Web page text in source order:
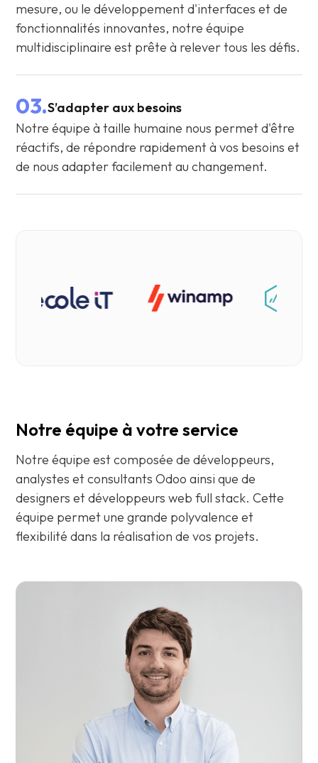
mesure, ou le développement d'interfaces et de
fonctionnalités innovantes, notre équipe
multidisciplinaire est prête à relever tous les défis.
03.S’adapter aux besoins
Notre équipe à taille humaine nous permet d'être
réactifs, de répondre rapidement à vos besoins et
de nous adapter facilement au changement.
Notre équipe à votre service
Notre équipe est composée de développeurs,
analystes et consultants Odoo ainsi que de
designers et développeurs web full stack. Cette
équipe permet une grande polyvalence et
flexibilité dans la réalisation de vos projets.